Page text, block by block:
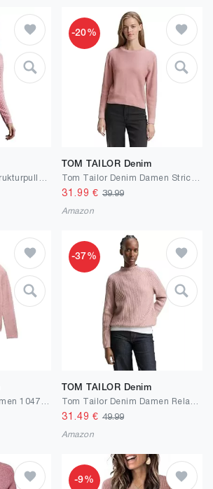
-20%
TOM TAILOR Denim
31.99 € 39.99
Amazon
-37%
TOM TAILOR Denim
31.49 € 49.99
Amazon
-9%